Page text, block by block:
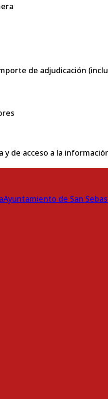
de adjudicación
y de acceso a la
Ayuntamiento de San